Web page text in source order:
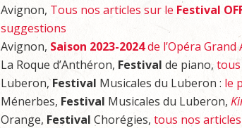
Avignon, Tous nos articles sur le Festival
suggestions
Avignon, Saison 2023-2024de l’Opéra Grand
La Roque d’Anthéron, Festival de piano,
Luberon,Festival Musicales du Luberon : le
Ménerbes, Festival Musicales du Luberon,
Orange, Festival Chorégies, tous nos articles